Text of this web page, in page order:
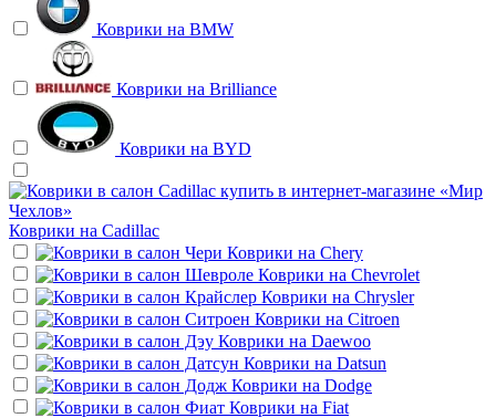
Коврики на BMW
Коврики на Brilliance
Коврики на BYD
Коврики на Cadillac
Коврики на Chery
Коврики на Chevrolet
Коврики на Chrysler
Коврики на Citroen
Коврики на Daewoo
Коврики на Datsun
Коврики на Dodge
Коврики на Fiat